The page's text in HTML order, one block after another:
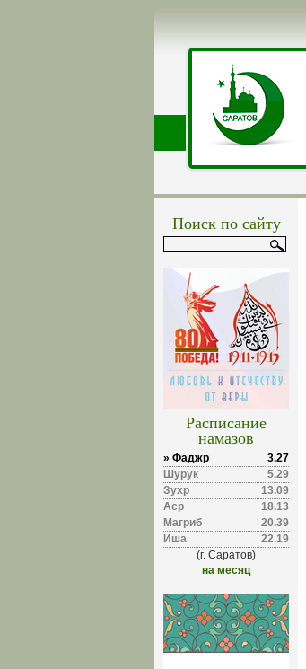
Поиск по сайту
Расписание
намазов
» Фаджр
3.27
Шурук
5.29
Зухр
13.09
Аср
18.13
Магриб
20.39
Иша
22.19
(г. Саратов)
на месяц